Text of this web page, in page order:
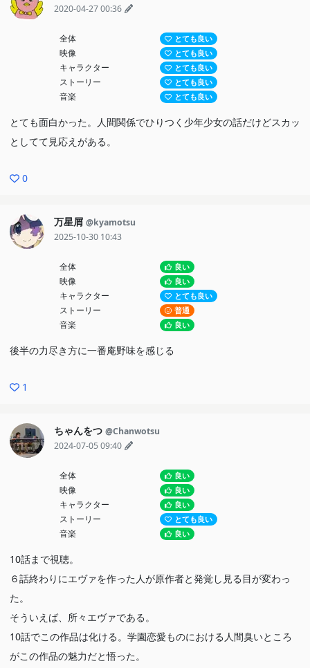
観てるこっちの印象に残りやすいように描かれてた。他のキャラク
ターの心情部分もかなり丁寧に描かれてた。ギャグの方はとにかく
テンポが良かったし、強烈な部分も多くてめちゃくちゃ面白かっ
た。個人的に気に入ったシーンは、芝姫つばさに写真を破られてぶ
ち切れた雪野が怪物みたいにつばさを追いまわすシーン、そして2
り野生の猫を威嚇したりと珍妙な動物みたいな描かれ方をされてる
芝姫つばさが特に面白かった。キャラクター1人1人も個性的で面
品で、かなり自分の好みにあった作品だった。
2020-04-27 00:36
全体 とても良い
映像 とても良い
キャラクター とても良い
ストーリー とても良い
音楽 とても良い
とても面白かった。人間関係でひりつく少年少女の話だけどスカッ
としてて見応えがある。
0
万星屑 @kyamotsu
2025-10-30 10:43
全体 良い
映像 良い
キャラクター とても良い
ストーリー 普通
音楽 良い
後半の力尽き方に一番庵野味を感じる
1
ちゃんをつ @Chanwotsu
2024-07-05 09:40
全体 良い
映像 良い
キャラクター 良い
ストーリー とても良い
音楽 良い
10話まで視聴。
６話終わりにエヴァを作った人が原作者と発覚し見る目が変わっ
た。
そういえば、所々エヴァである。
10話でこの作品は化ける。学園恋愛ものにおける人間臭いところ
がこの作品の魅力だと悟った。